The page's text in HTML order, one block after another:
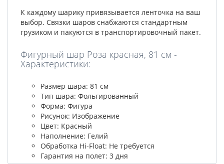
К каждому шарику привязывается ленточка на ваш
выбор. Связки шаров снабжаются стандартным
грузиком и пакуются в транспортировочный пакет.
Фигурный шар Роза красная, 81 см -
Характеристики:
Размер шара: 81 см
Тип шара: Фольгированный
Форма: Фигура
Рисунок: Изображение
Цвет: Красный
Наполнение: Гелий
Обработка Hi-Float: Не требуется
Гарантия на полет: 3 дня